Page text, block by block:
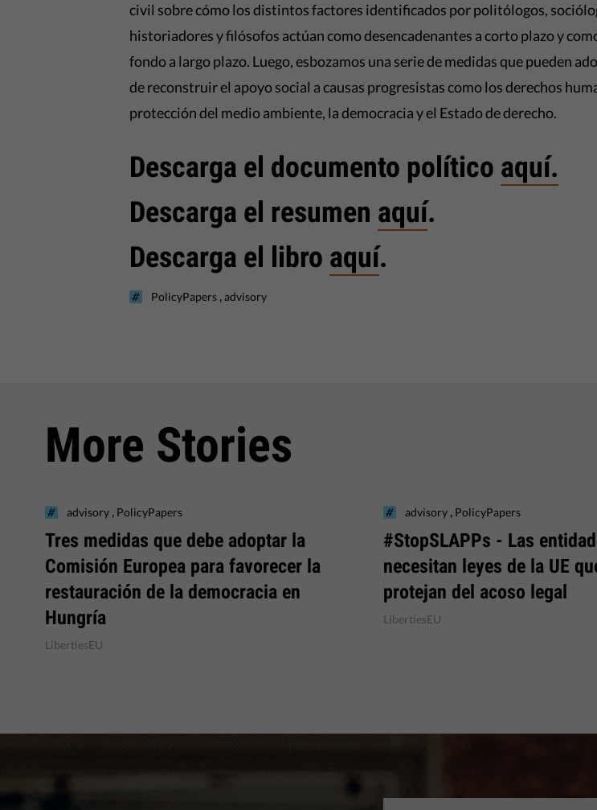
civil sobre cómo los distintos factores identificados por politólogos,
historiadores y filósofos actúan como desencadenantes a corto plazo y
fondo a largo plazo. Luego, esbozamos una serie de medidas que pueden
de reconstruir el apoyo social a causas progresistas como los derechos
protección del medio ambiente, la democracia y el Estado de derecho.
Descarga el documento político aquí.
Descarga el resumen aquí.
Descarga el libro aquí.
PolicyPapers ,advisory
More Stories
advisory , PolicyPapers
Tres medidas que debe adoptar la
Comisión Europea para favorecer la
restauración de la democracia en
Hungría
LibertiesEU
advisory , PolicyPapers
#StopSLAPPs - Las
necesitan leyes de la UE
protejan del acoso legal
LibertiesEU